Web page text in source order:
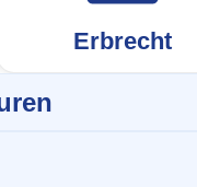
Erbrecht